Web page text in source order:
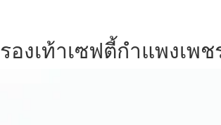
รองเท้าเซฟตี้กำแพงเพช